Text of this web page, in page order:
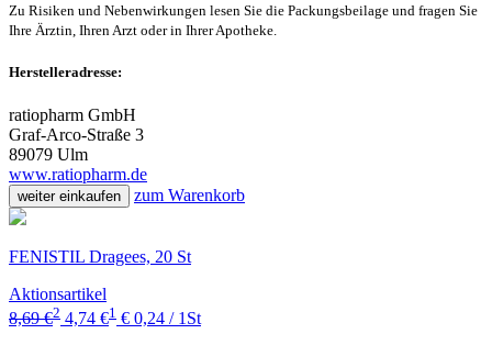
Zu Risiken und Nebenwirkungen lesen Sie die Packungsbeilage und fragen Sie
Ihre Ärztin, Ihren Arzt oder in Ihrer Apotheke.
Herstelleradresse:
ratiopharm GmbH
Graf-Arco-Straße 3
89079 Ulm
www.ratiopharm.de
weiter einkaufen zum Warenkorb
FENISTIL Dragees, 20 St
Aktionsartikel
8,69 €2 4,74 €1 € 0,24 / 1St